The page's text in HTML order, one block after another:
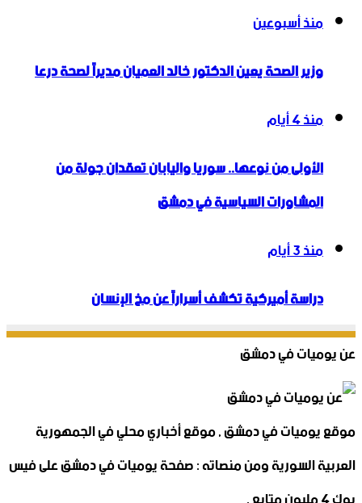
منذ أسبوعين
وزير الصحة يعين الدكتور خالد العميان مديراً لصحة درعا
منذ 4 أيام
الأولى من نوعها.. سوريا واليابان تعقدان جولة من
المشاورات السياسية في دمشق
منذ 3 أيام
دراسة أميركية تكشف أسراراً عن مخ الإنسان
عن يوميات في دمشق
موقع يوميات في دمشق , موقع أخباري محلي في الجمهورية
العربية السورية ومن منصاته : صفحة يوميات في دمشق على فيس